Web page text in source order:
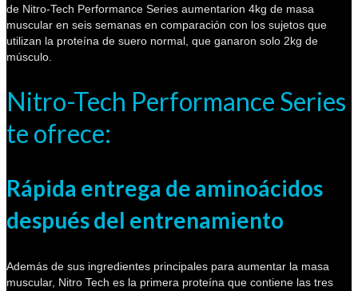
de Nitro-Tech Performance Series aumentarion 4kg de masa
muscular en seis semanas en comparación con los sujetos que
utilizan la proteína de suero normal, que ganaron solo 2kg de
músculo.
Nitro-Tech Performance Series
te ofrece:
Rápida entrega de aminoácidos
después del entrenamiento
Además de sus ingredientes principales para aumentar la masa
muscular, Nitro Tech es la primera proteína que contiene las tres